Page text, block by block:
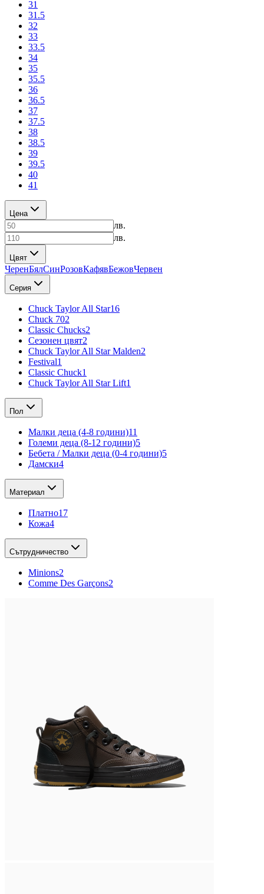
31
31.5
32
33
33.5
34
35
35.5
36
36.5
37
37.5
38
38.5
39
39.5
40
41
Цена
лв.
лв.
Цвят
ЧеренБялСинРозовКафявБежовЧервен
Серия
Chuck Taylor All Star16
Chuck 702
Classic Chucks2
Сезонен цвят2
Chuck Taylor All Star Malden2
Festival1
Classic Chuck1
Chuck Taylor All Star Lift1
Пол
Малки деца (4-8 години)11
Големи деца (8-12 години)5
Бебета / Малки деца (0-4 години)5
Дамски4
Материал
Платно17
Кожа4
Сътрудничество
Minions2
Comme Des Garçons2